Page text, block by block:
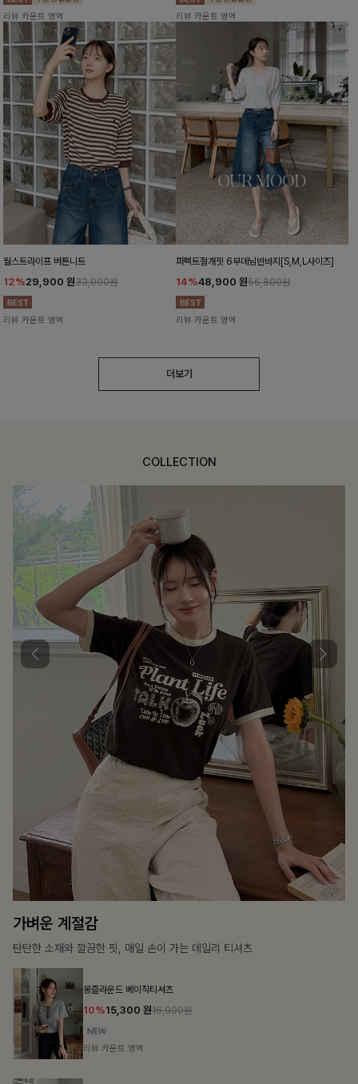
리뷰 카운트 영역 리뷰 카운트 영역
월스트라이프 버튼니트
12%29,900 원33,900원
리뷰 카운트 영역
퍼펙트절개핏 6부데님반바지[S,M,L사이즈]
14%48,900 원56,800원
리뷰 카운트 영역
더보기
COLLECTION
가장 쉬운 코디
특별한 날부터 일상까지 함께하는 룩
큐플리츠 블라우스+스커트+벨트SET
10%57,600 63,900원
리뷰 카운트 영역
밴스트라이프 스트링원피스
25%35,100원46,800원
리뷰 카운트 영역
룬셀퍼프 셔링원피스
36,900 40,900원